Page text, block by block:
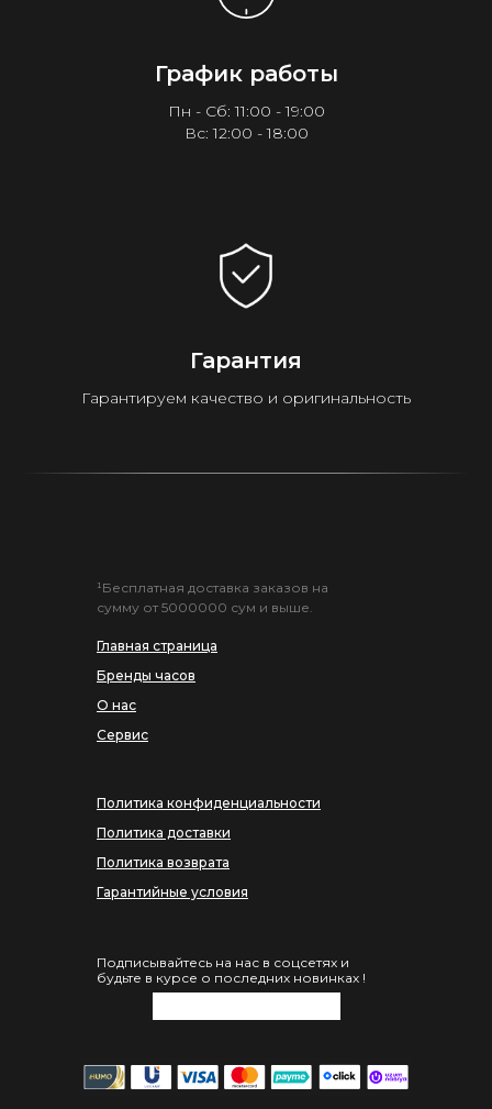
График работы
Пн - Сб: 11:00 - 19:00
Вс: 12:00 - 18:00
Гарантия
Гарантируем качество и оригинальность
Подписывайтесь на нас в соцсетях и
будьте в курсе о последних новинках !
Главная страница
Бренды часов
О нас
Сервис
¹Бесплатная доставка заказов на
сумму от 5000000 сум и выше.
Политика конфиденциальности
Политика доставки
Политика возврата
Гарантийные условия